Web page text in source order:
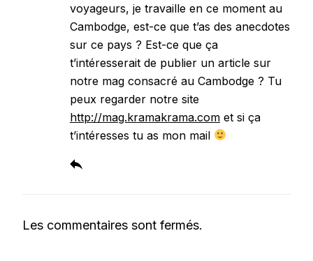
voyageurs, je travaille en ce moment au
Cambodge, est-ce que t’as des anecdotes
sur ce pays ? Est-ce que ça
t’intéresserait de publier un article sur
notre mag consacré au Cambodge ? Tu
peux regarder notre site
http://mag.kramakrama.com et si ça
t’intéresses tu as mon mail
Les commentaires sont fermés.